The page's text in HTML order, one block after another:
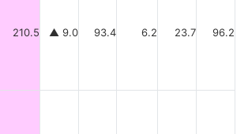
210.5 ▲ 9.0 93.4 6.2 23.7 96.2